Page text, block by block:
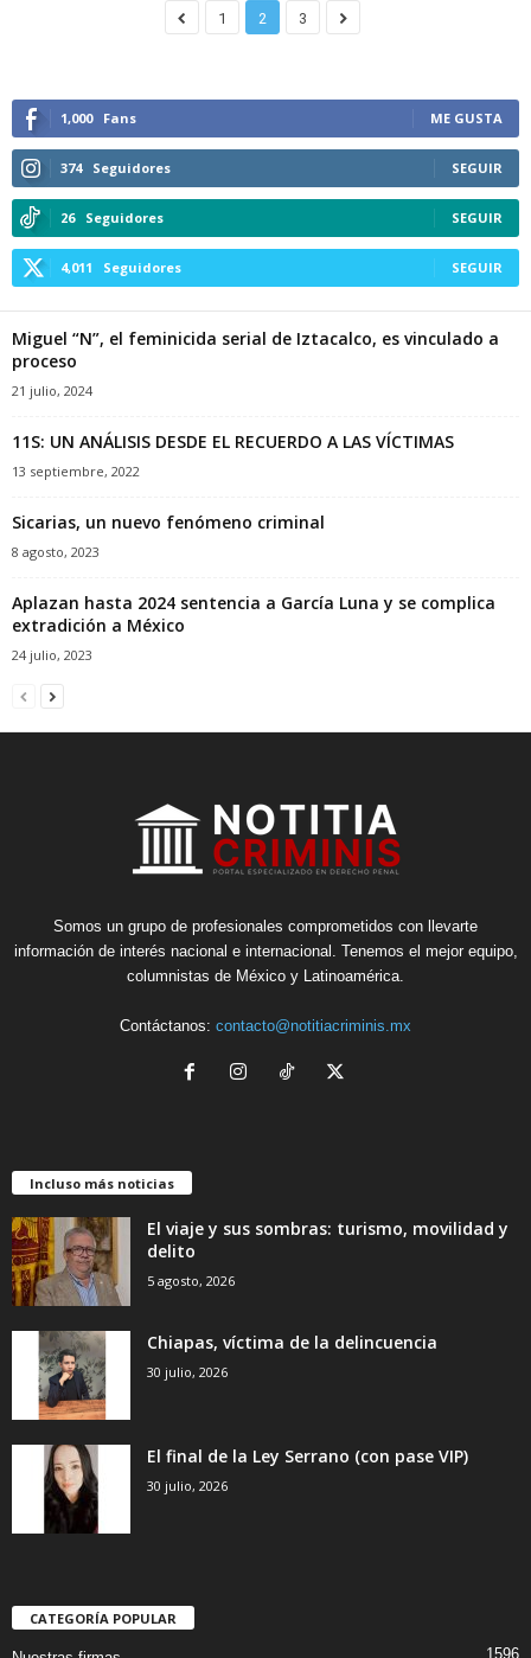
1 2 3
1,000 Fans ME GUSTA
374 Seguidores SEGUIR
26 Seguidores SEGUIR
4,011 Seguidores SEGUIR
Miguel “N”, el feminicida serial de Iztacalco, es vinculado a
proceso
21 julio, 2024
11S: UN ANÁLISIS DESDE EL RECUERDO A LAS VÍCTIMAS
13 septiembre, 2022
Sicarias, un nuevo fenómeno criminal
8 agosto, 2023
Aplazan hasta 2024 sentencia a García Luna y se complica
extradición a México
24 julio, 2023
Somos un grupo de profesionales comprometidos con llevarte
información de interés nacional e internacional. Tenemos el mejor equipo,
columnistas de México y Latinoamérica.
Contáctanos: contacto@notitiacriminis.mx
Incluso más noticias
El viaje y sus sombras: turismo, movilidad y
delito
5 agosto, 2026
Chiapas, víctima de la delincuencia
30 julio, 2026
El final de la Ley Serrano (con pase VIP)
30 julio, 2026
CATEGORÍA POPULAR
1596